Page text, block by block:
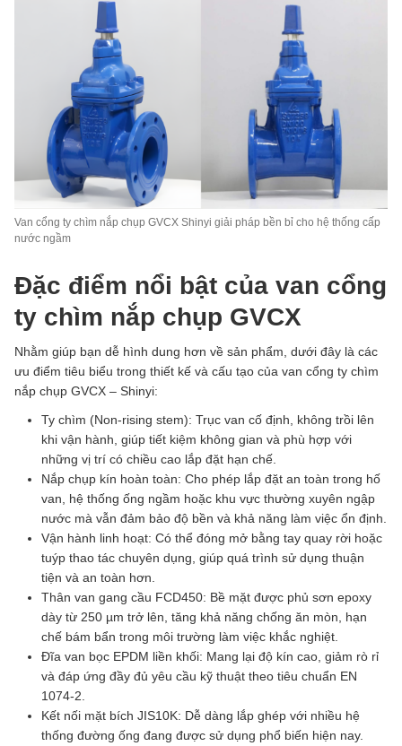
Van cổng ty chìm nắp chụp GVCX Shinyi giải pháp bền bỉ cho hệ thống cấp
nước ngầm
Đặc điểm nổi bật của van cổng
ty chìm nắp chụp GVCX
Nhằm giúp bạn dễ hình dung hơn về sản phẩm, dưới đây là các
ưu điểm tiêu biểu trong thiết kế và cấu tạo của van cổng ty chìm
nắp chụp GVCX – Shinyi:
Ty chìm (Non-rising stem): Trục van cố định, không trồi lên
khi vận hành, giúp tiết kiệm không gian và phù hợp với
những vị trí có chiều cao lắp đặt hạn chế.
Nắp chụp kín hoàn toàn: Cho phép lắp đặt an toàn trong hố
van, hệ thống ống ngầm hoặc khu vực thường xuyên ngập
nước mà vẫn đảm bảo độ bền và khả năng làm việc ổn định.
Vận hành linh hoạt: Có thể đóng mở bằng tay quay rời hoặc
tuýp thao tác chuyên dụng, giúp quá trình sử dụng thuận
tiện và an toàn hơn.
Thân van gang cầu FCD450: Bề mặt được phủ sơn epoxy
dày từ 250 µm trở lên, tăng khả năng chống ăn mòn, hạn
chế bám bẩn trong môi trường làm việc khắc nghiệt.
Đĩa van bọc EPDM liền khối: Mang lại độ kín cao, giảm rò rỉ
và đáp ứng đầy đủ yêu cầu kỹ thuật theo tiêu chuẩn EN
1074-2.
Kết nối mặt bích JIS10K: Dễ dàng lắp ghép với nhiều hệ
thống đường ống đang được sử dụng phổ biến hiện nay.